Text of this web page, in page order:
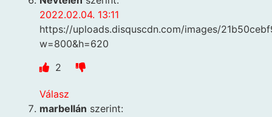
2022.02.04. 13:11
https://uploads.disquscdn.com/images/
w=800&h=620
2
Válasz
marbellán szerint: